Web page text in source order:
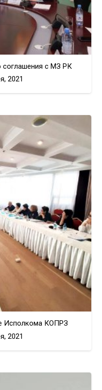
соглашения с МЗ РК
2021
Исполкома КОПРЗ
2021